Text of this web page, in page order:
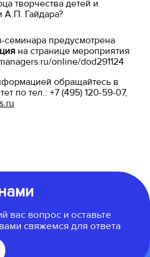
творчества детей и
Гайдара?
семинара предусмотрена
на странице мероприятия
online/dod291124
обращайтесь в
по тел.: +7 (495) 120-59-07,
вас вопрос и оставьте
свяжемся для ответа